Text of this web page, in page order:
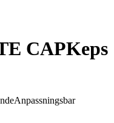
CAPKeps
Anpassningsbar